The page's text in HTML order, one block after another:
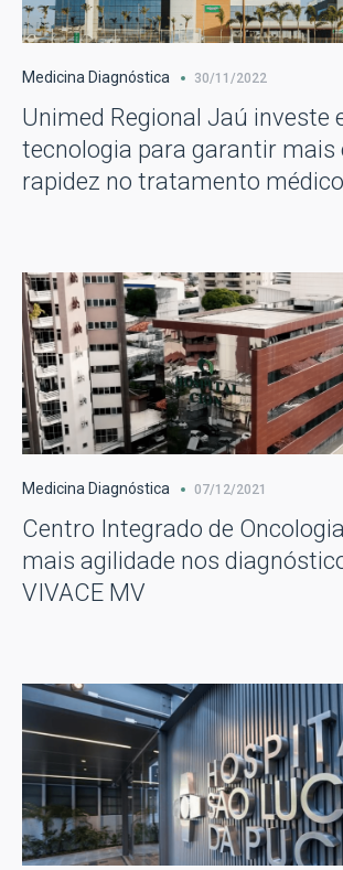
Medicina Diagnóstica 30/11/2022
Unimed Regional Jaú investe
tecnologia para garantir mais
rapidez no tratamento médico
Medicina Diagnóstica 07/12/2021
Centro Integrado de
mais agilidade nos
VIVACE MV